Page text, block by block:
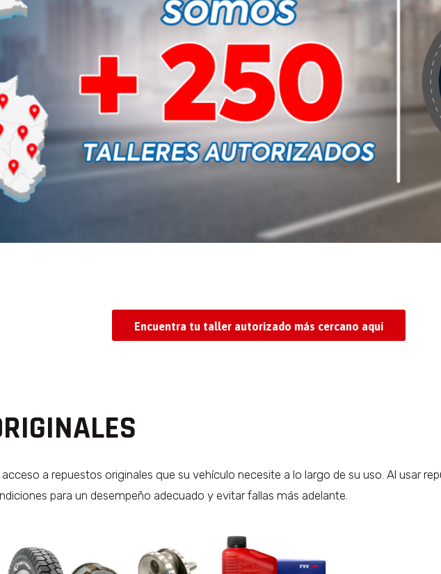
Encuentra tu taller autorizado más cercano aquí
a repuestos originales que su vehículo necesite a lo largo de su uso. Al usar
para un desempeño adecuado y evitar fallas más adelante.